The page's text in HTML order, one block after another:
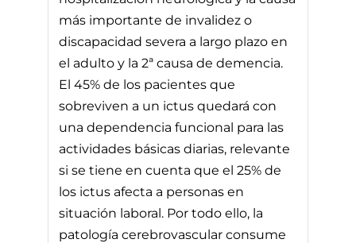
más importante de invalidez o
discapacidad severa a largo plazo en
el adulto y la 2ª causa de demencia.
El 45% de los pacientes que
sobreviven a un ictus quedará con
una dependencia funcional para las
actividades básicas diarias, relevante
si se tiene en cuenta que el 25% de
los ictus afecta a personas en
situación laboral. Por todo ello, la
patología cerebrovascular consume